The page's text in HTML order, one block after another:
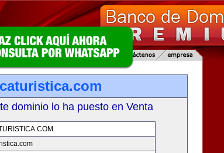
dominio lo ha puesto en Venta